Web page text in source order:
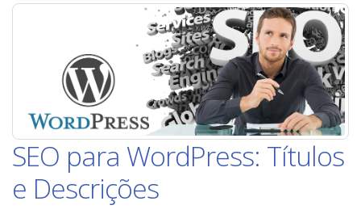
SEO para WordPress: Títulos
e Descrições